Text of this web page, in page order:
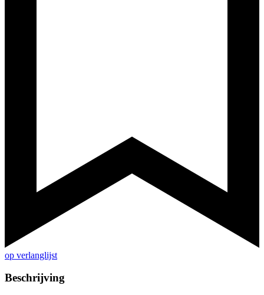
op verlanglijst
Beschrijving